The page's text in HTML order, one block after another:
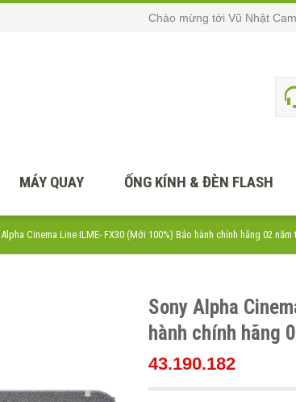
Chào mừng tới Vũ Nhật
MÁY QUAY ỐNG KÍNH & ĐÈN FLASH
Cinema Line ILME- FX30 (Mới 100%) Bảo hành chính hãng 02
Sony Alpha
hành chính hãng
43.190.182